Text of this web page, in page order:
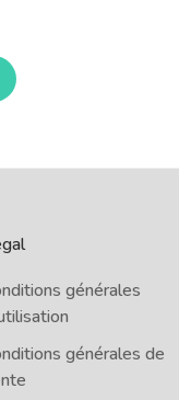
générales
générales de